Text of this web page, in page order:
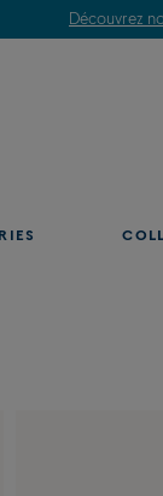
Découvrez